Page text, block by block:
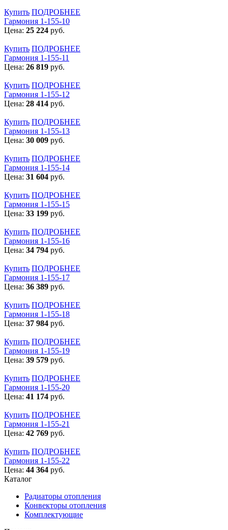
Купить ПОДРОБНЕЕ
Гармония 1-155-10
Цена: 25 224 руб.
Купить ПОДРОБНЕЕ
Гармония 1-155-11
Цена: 26 819 руб.
Купить ПОДРОБНЕЕ
Гармония 1-155-12
Цена: 28 414 руб.
Купить ПОДРОБНЕЕ
Гармония 1-155-13
Цена: 30 009 руб.
Купить ПОДРОБНЕЕ
Гармония 1-155-14
Цена: 31 604 руб.
Купить ПОДРОБНЕЕ
Гармония 1-155-15
Цена: 33 199 руб.
Купить ПОДРОБНЕЕ
Гармония 1-155-16
Цена: 34 794 руб.
Купить ПОДРОБНЕЕ
Гармония 1-155-17
Цена: 36 389 руб.
Купить ПОДРОБНЕЕ
Гармония 1-155-18
Цена: 37 984 руб.
Купить ПОДРОБНЕЕ
Гармония 1-155-19
Цена: 39 579 руб.
Купить ПОДРОБНЕЕ
Гармония 1-155-20
Цена: 41 174 руб.
Купить ПОДРОБНЕЕ
Гармония 1-155-21
Цена: 42 769 руб.
Купить ПОДРОБНЕЕ
Гармония 1-155-22
Цена: 44 364 руб.
Каталог
Радиаторы отопления
Конвекторы отопления
Комплектующие